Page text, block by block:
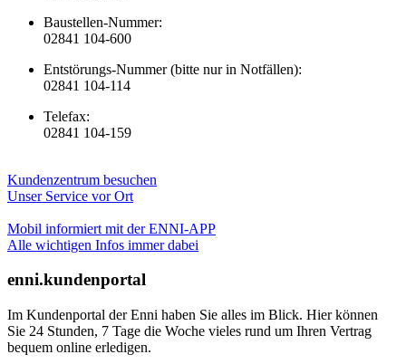
Baustellen-Nummer:
02841 104-600
Entstörungs-Nummer (bitte nur in Notfällen):
02841 104-114
Telefax:
02841 104-159
Kundenzentrum besuchen
Unser Service vor Ort
Mobil informiert mit der ENNI-APP
Alle wichtigen Infos immer dabei
enni.kundenportal
Im Kundenportal der Enni haben Sie alles im Blick. Hier können
Sie 24 Stunden, 7 Tage die Woche vieles rund um Ihren Vertrag
bequem online erledigen.